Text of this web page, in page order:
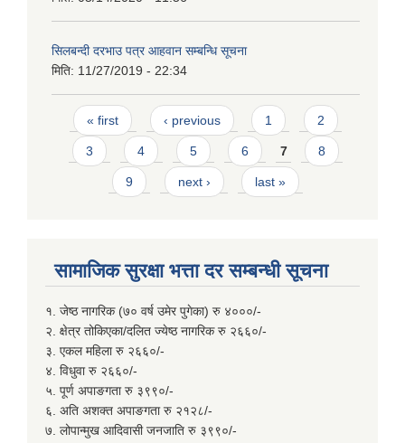
सिलबन्दी दरभाउ पत्र आहवान सम्बन्धि सूचना
मिति: 11/27/2019 - 22:34
Pages
« first ‹ previous 1 2
3 4 5 6 7 8
9 next › last »
सामाजिक सुरक्षा भत्ता दर सम्बन्धी सूचना
१. जेष्ठ नागरिक (७० वर्ष उमेर पुगेका) रु ४०००/-
२. क्षेत्र तोकिएका/दलित ज्येष्ठ नागरिक रु २६६०/-
३. एकल महिला रु २६६०/-
४. विधुवा रु २६६०/-
५. पूर्ण अपाङगता रु ३९९०/-
६. अति अशक्त अपाङगता रु २१२८/-
७. लोपान्मुख आदिवासी जनजाति रु ३९९०/-